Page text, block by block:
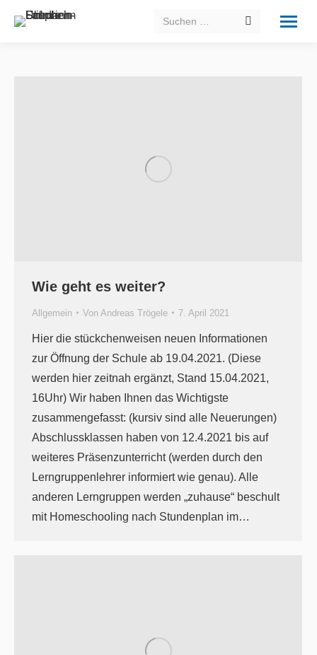
Search:
Wie geht es weiter?
Allgemein Von Andreas Trögele 7. April 2021
Hier die stückchenweisen neuen Informationen
zur Öffnung der Schule ab 19.04.2021. (Diese
werden hier zeitnah ergänzt, Stand 15.04.2021,
16Uhr) Wir haben Ihnen das Wichtigste
zusammengefasst: (kursiv sind alle Neuerungen)
Abschlussklassen haben von 12.4.2021 bis auf
weiteres Präsenzunterricht (werden durch den
Lerngruppenlehrer informiert wie genau). Alle
anderen Lerngruppen werden „zuhause“ beschult
mit Homeschooling nach Stundenplan im…